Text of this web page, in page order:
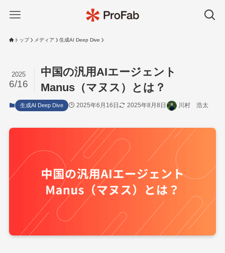
トップ メディア 生成AI Deep Dive
中国の汎用AIエージェント
Manus（マヌス）とは？
2025
6/16
生成AI Deep Dive 2025年6月16日 2025年8月8日 川村 浩太